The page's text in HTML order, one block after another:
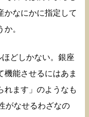
かなにかに指定して
。
どしかない。銀座
機能させるにはあま
れます」のようなも
がなせるわざなの